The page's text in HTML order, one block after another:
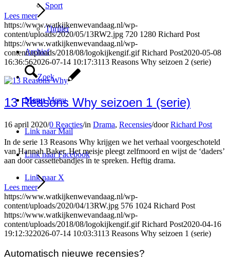
Sport
Thriller
Archief
Zoek
Menu Menu
Link naar Mail
Link naar Facebook
Link naar X
Lees meer
https://www.watkijkenwevandaag.nl/wp-
content/uploads/2020/05/13RW2.jpg 720 1280 Richard Post
https://www.watkijkenwevandaag.nl/wp-
content/uploads/2018/08/logokijkengif.gif Richard Post2020-05-08
16:36:562026-07-14 10:17:3113 Reasons Why seizoen 2 (serie)
13 Reasons Why seizoen 1 (serie)
16 april 2020/0 Reacties/in Drama, Recensies/doorRichard Post
In de serie 13 Reasons Why krijgen we het verhaal voorgeschoteld
van Hannah Baker. Het meisje pleegt zelfmoord en wijst de ‘daders’
aan door cassettebandjes in te spreken. Heftig drama.
Lees meer
https://www.watkijkenwevandaag.nl/wp-
content/uploads/2020/04/13RW.jpg 576 1024 Richard Post
https://www.watkijkenwevandaag.nl/wp-
content/uploads/2018/08/logokijkengif.gif Richard Post2020-04-16
19:12:322026-07-14 10:03:3113 Reasons Why seizoen 1 (serie)
Automatisch nieuwe recensies?